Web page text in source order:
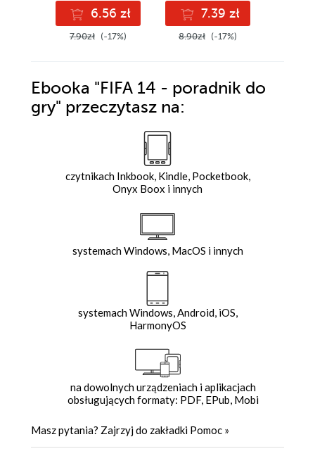
6.56 zł
7.90zł (-17%)
7.39 zł
8.90zł (-17%)
Ebooka "FIFA 14 - poradnik do
gry" przeczytasz na:
czytnikach Inkbook, Kindle, Pocketbook,
Onyx Boox i innych
systemach Windows, MacOS i innych
systemach Windows, Android, iOS,
HarmonyOS
na dowolnych urządzeniach i aplikacjach
obsługujących formaty: PDF, EPub, Mobi
Masz pytania? Zajrzyj do zakładki Pomoc »